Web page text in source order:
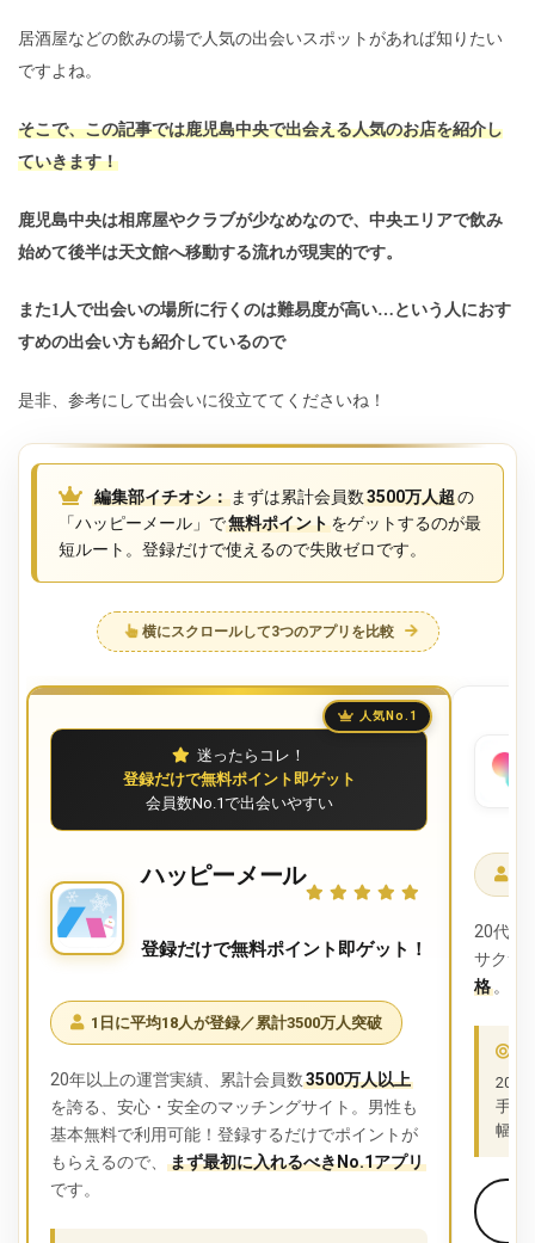
居酒屋などの飲みの場で人気の出会いスポットがあれば知りたい
ですよね。
そこで、この記事では鹿児島中央で出会える人気のお店を紹介し
ていきます！
鹿児島中央は相席屋やクラブが少なめなので、中央エリアで飲み
始めて後半は天文館へ移動する流れが現実的です。
また1人で出会いの場所に行くのは難易度が高い…という人におす
すめの出会い方も紹介しているので
是非、参考にして出会いに役立ててくださいね！
編集部イチオシ： まずは累計会員数3500万人超の
「ハッピーメール」で無料ポイントをゲットするのが最
短ルート。登録だけで使えるので失敗ゼロです。
横にスクロールして3つのアプリを比較
人気No.1
迷ったらコレ！
登録だけで無料ポイント即ゲット
会員数No.1で出会いやすい
ハッピーメール
登録だけで無料ポイント即ゲット！
1日に平均18人が登録／累計3500万人突破
20年以上の運営実績、累計会員数3500万人以上
を誇る、安心・安全のマッチングサイト。男性も
基本無料で利用可能！登録するだけでポイントが
もらえるので、
まず最初に入れるべきNo.1アプリ
です。
20代を
サクサ
格 。ス
20代
手を
幅を